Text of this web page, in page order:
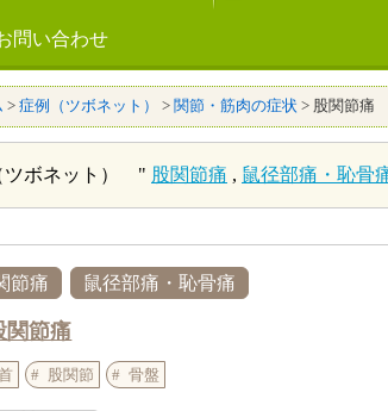
問い合わせ
> 症例（ツボネット） > 関節・筋肉の症状 > 股関節痛
ツボネット） " 股関節痛 , 鼠径部痛・恥骨
節痛 鼠径部痛・恥骨痛
関節痛
股関節 骨盤